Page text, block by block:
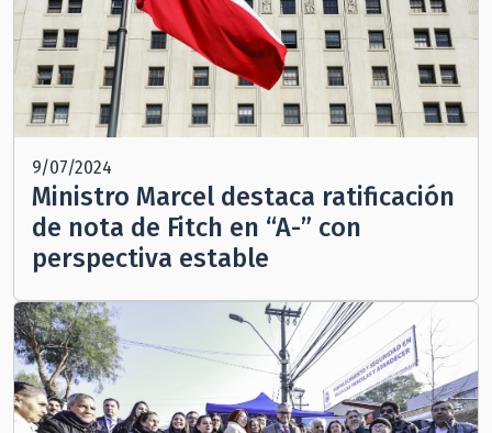
9/07/2024
Ministro Marcel destaca ratificación
de nota de Fitch en “A-” con
perspectiva estable